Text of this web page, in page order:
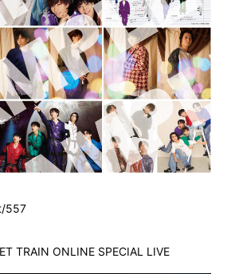
557
TRAIN ONLINE SPECIAL LIVE